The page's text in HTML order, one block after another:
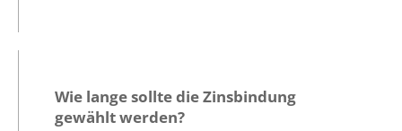
Wie lange sollte die Zinsbindung
gewählt werden?